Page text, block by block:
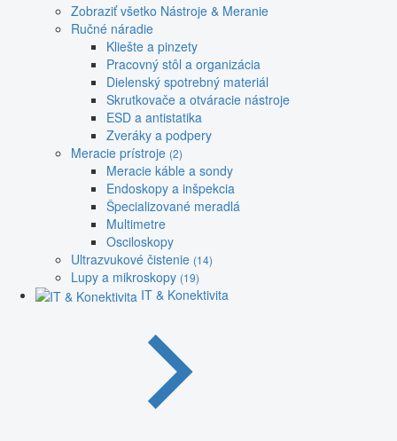
Zobraziť všetko Nástroje & Meranie
Ručné náradie
Kliešte a pinzety
Pracovný stôl a organizácia
Dielenský spotrebný materiál
Skrutkovače a otváracie nástroje
ESD a antistatika
Zveráky a podpery
Meracie prístroje (2)
Meracie káble a sondy
Endoskopy a inšpekcia
Špecializované meradlá
Multimetre
Osciloskopy
Ultrazvukové čistenie (14)
Lupy a mikroskopy (19)
IT & Konektivita